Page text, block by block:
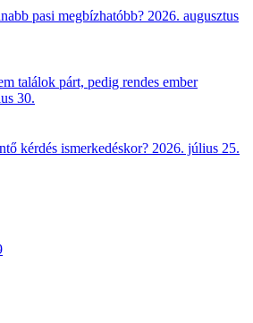
pasi megbízhatóbb? 2026. augusztus
találok párt, pedig rendes ember
30.
kérdés ismerkedéskor? 2026. július 25.